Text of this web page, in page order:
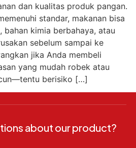
dan kualitas produk pangan.
standar, makanan bisa
kimia berbahaya, atau
sebelum sampai ke
jika Anda membeli
yang mudah robek atau
berisiko […]
about our product?